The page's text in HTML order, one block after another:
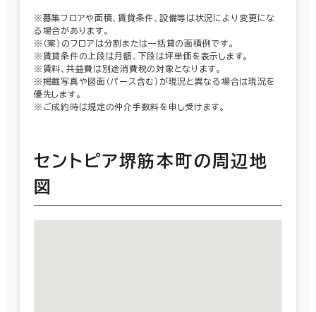
※募集フロアや面積、賃貸条件、設備等は状況により変更にな
る場合があります。
※（案）のフロアは分割または一括貸の面積例です。
※賃貸条件の上段は月額、下段は坪単価を表示します。
※賃料、共益費は別途消費税の対象となります。
※掲載写真や図面（パース含む）が現況と異なる場合は現況を
優先します。
※ご成約時は規定の仲介手数料を申し受けます。
セントピア堺筋本町の周辺地
図